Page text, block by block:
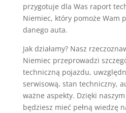
przygotuje dla Was raport
Niemiec, który pomoże Wam
danego auta.
Jak działamy? Nasz
Niemiec przeprowadzi
techniczną pojazdu,
serwisową, stan techniczny,
ważne aspekty. Dzięki
będziesz mieć pełną wiedzę